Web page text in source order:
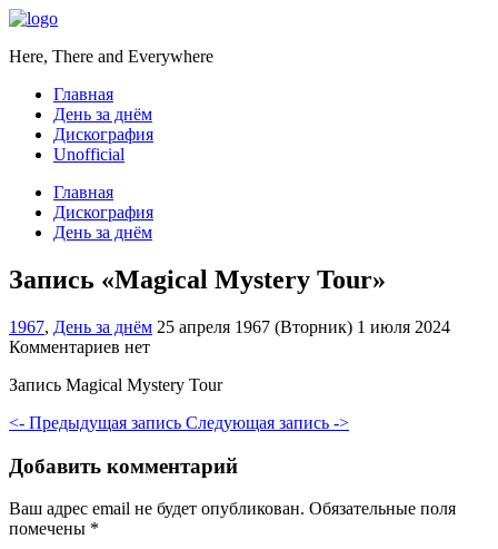
Here, There and Everywhere
Главная
День за днём
Дискография
Unofficial
Главная
Дискография
День за днём
Запись «Magical Mystery Tour»
1967, День за днём 25 апреля 1967 (Вторник) 1 июля 2024
Комментариев нет
Запись Magical Mystery Tour
<- Предыдущая запись Следующая запись ->
Добавить комментарий
Ваш адрес email не будет опубликован. Обязательные поля
помечены *